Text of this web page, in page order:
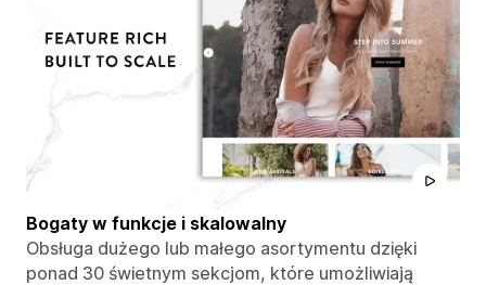
Bogaty w funkcje i skalowalny
Obsługa dużego lub małego asortymentu dzięki
ponad 30 świetnym sekcjom, które umożliwiają